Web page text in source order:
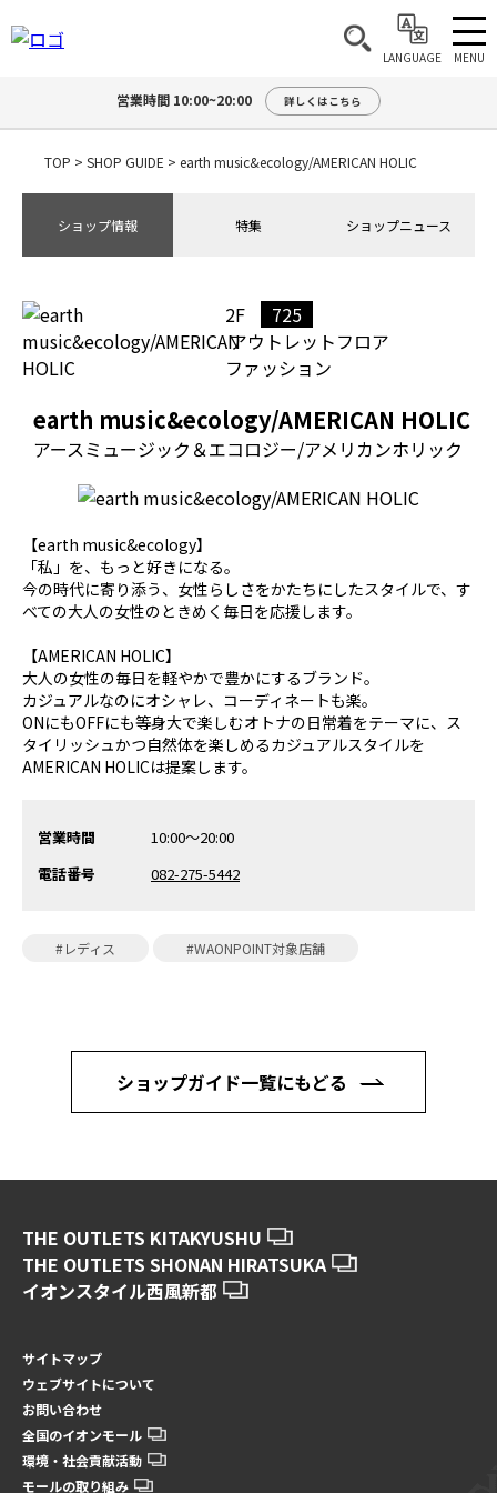
LANGUAGE MENU
営業時間 10:00~20:00 詳しくはこちら
TOP > SHOP GUIDE > earth music&ecology/AMERICAN HOLIC
ショップ情報 特集 ショップニュース
2F
725
アウトレットフロア
ファッション
earth music&ecology/AMERICAN HOLIC
アースミュージック＆エコロジー/アメリカンホリック
【earth music&ecology】
「私」を、もっと好きになる。
今の時代に寄り添う、女性らしさをかたちにしたスタイルで、す
べての大人の女性のときめく毎日を応援します。
【AMERICAN HOLIC】
大人の女性の毎日を軽やかで豊かにするブランド。
カジュアルなのにオシャレ、コーディネートも楽。
ONにもOFFにも等身大で楽しむオトナの日常着をテーマに、ス
タイリッシュかつ自然体を楽しめるカジュアルスタイルを
AMERICAN HOLICは提案します。
営業時間
10:00～20:00
電話番号
082-275-5442
#レディス #WAONPOINT対象店舗
ショップガイド一覧にもどる
THE OUTLETS KITAKYUSHU
THE OUTLETS SHONAN HIRATSUKA
イオンスタイル西風新都
サイトマップ
ウェブサイトについて
お問い合わせ
全国のイオンモール
環境・社会貢献活動
モールの取り組み